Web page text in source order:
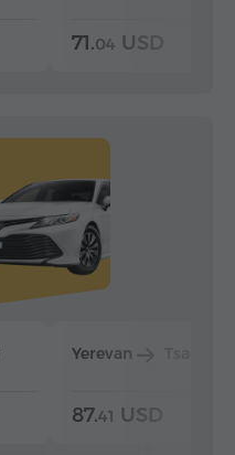
71.04 USD
Yerevan
87.41 USD